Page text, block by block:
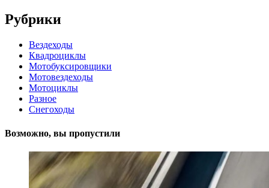
Рубрики
Вездеходы
Квадроциклы
Мотобуксировщики
Мотовездеходы
Мотоциклы
Разное
Снегоходы
Возможно, вы пропустили